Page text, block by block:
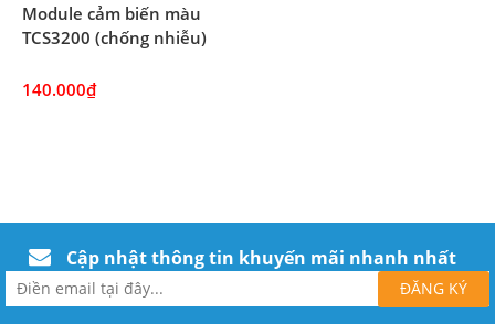
Module cảm biến màu
TCS3200 (chống nhiễu)
140.000₫
Cập nhật thông tin khuyến mãi nhanh nhất